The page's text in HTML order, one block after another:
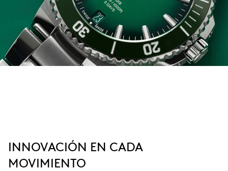
INNOVACIÓN EN CADA
MOVIMIENTO